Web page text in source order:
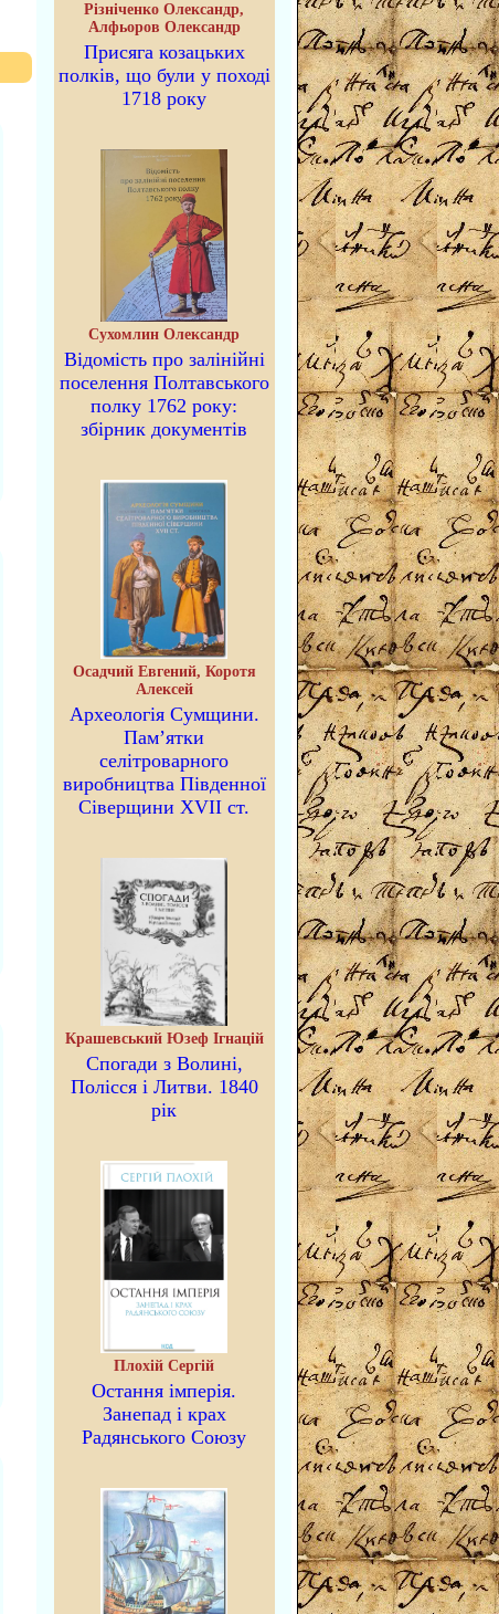
Різніченко Олександр,
Алфьоров Олександр
Присяга козацьких
полків, що були у поході
1718 року
Сухомлин Олександр
Відомість про залінійні
поселення Полтавського
полку 1762 року:
збірник документів
Осадчий Евгений, Коротя
Алексей
Археологія Сумщини.
Пам’ятки
селітроварного
виробництва Південної
Сіверщини XVII ст.
Крашевський Юзеф Ігнацій
Спогади з Волині,
Полісся і Литви. 1840
рік
Плохій Сергій
Остання імперія.
Занепад і крах
Радянського Союзу